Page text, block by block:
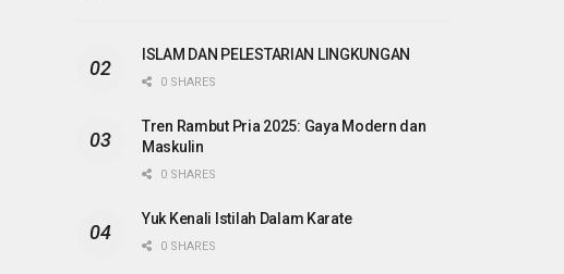
ISLAM DAN PELESTARIAN LINGKUNGAN
0 SHARES
Tren Rambut Pria 2025: Gaya Modern dan
Maskulin
0 SHARES
Yuk Kenali Istilah Dalam Karate
0 SHARES